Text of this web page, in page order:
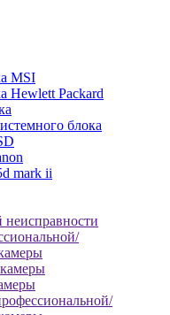
MSI
Hewlett Packard
блока
mark ii
неисправности